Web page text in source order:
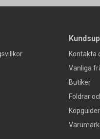
Kontakta
Vanliga
Butiker
Foldrar
Köpguider